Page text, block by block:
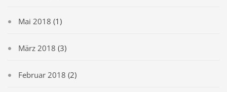
Mai 2018 (1)
März 2018 (3)
Februar 2018 (2)